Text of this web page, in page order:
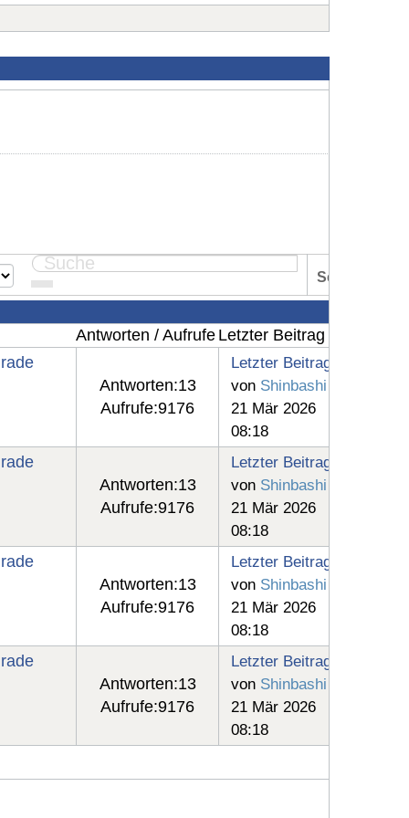
Seite:
Antworten / Aufrufe Letzter Beitrag
Antworten:13
Aufrufe:9176
Letzter Beitrag
von Shinbashi
21 Mär 2026
08:18
Antworten:13
Aufrufe:9176
Letzter Beitrag
von Shinbashi
21 Mär 2026
08:18
Antworten:13
Aufrufe:9176
Letzter Beitrag
von Shinbashi
21 Mär 2026
08:18
Antworten:13
Aufrufe:9176
Letzter Beitrag
von Shinbashi
21 Mär 2026
08:18